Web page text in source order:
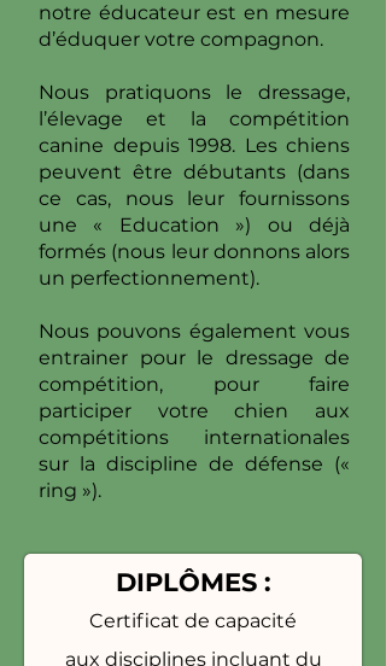
notre éducateur est en mesure
d’éduquer votre compagnon.
Nous pratiquons le dressage,
l’élevage et la compétition
canine depuis 1998. Les chiens
peuvent être débutants (dans
ce cas, nous leur fournissons
une « Education ») ou déjà
formés (nous leur donnons alors
un perfectionnement).
Nous pouvons également vous
entrainer pour le dressage de
compétition, pour faire
participer votre chien aux
compétitions internationales
sur la discipline de défense («
ring »).
DIPLÔMES :
Certificat de capacité
aux disciplines incluant du